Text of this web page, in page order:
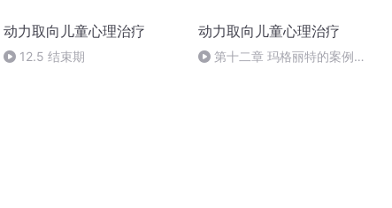
动力取向儿童心理治疗
12.5 结束期
动力取向儿童心理治疗
第十二章 玛格丽特的案例